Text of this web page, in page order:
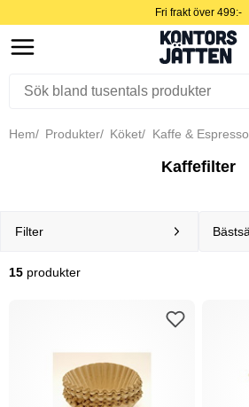
Fri frakt över 499:-
Hem Produkter Köket Kaffe & Espresso
Kaffefilter
Filter
15 produkter